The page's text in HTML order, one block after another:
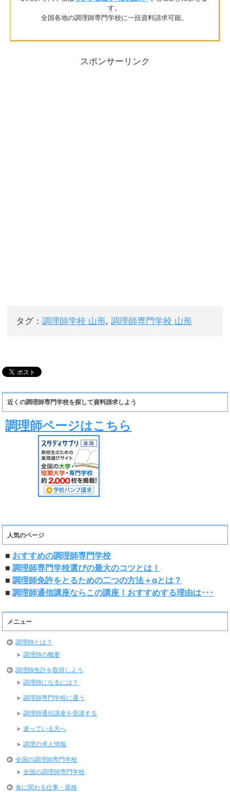
す。
全国各地の調理師専門学校に一括資料請求可能。
スポンサーリンク
タグ：調理師学校 山形,調理師専門学校 山形
近くの調理師専門学校を探して資料請求しよう
調理師ページはこちら
人気のページ
■ おすすめの調理師専門学校
■調理師専門学校選びの最大のコツとは！
■調理師免許をとるための二つの方法＋αとは？
■調理師通信講座ならこの講座！おすすめする理由は･･･
メニュー
調理師とは？
調理師の概要
調理師免許を取得しよう
調理師になるには？
調理師専門学校に通う
調理師通信講座を受講する
迷っている方へ
調理の求人情報
全国の調理師専門学校
全国の調理師専門学校
食に関わる仕事・資格